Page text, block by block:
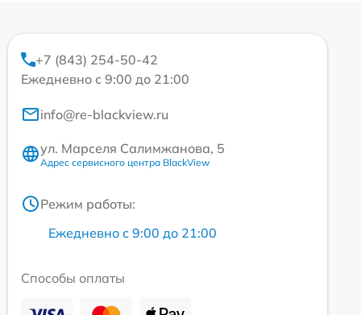
+7 (843) 254-50-42
Ежедневно с 9:00 до 21:00
info@re-blackview.ru
ул. Марселя Салимжанова, 5
Адрес сервисного центра BlackView
Режим работы:
Ежедневно с 9:00 до 21:00
Способы оплаты